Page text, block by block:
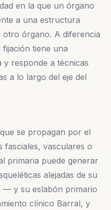
en la que un órgano
a una estructura
órgano. A diferencia
tiene una
y responde a técnicas
a lo largo del eje del
se propagan por el
fasciales, vasculares o
primaria puede generar
alejadas de su
— y su eslabón primario
clínico Barral, y